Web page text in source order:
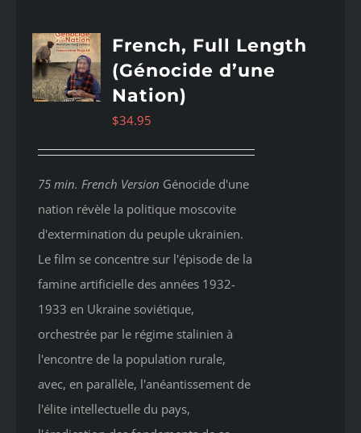
French, Full Length
(Génocide d’une
Nation)
$34.95
75 min. French Version Génocide d'une
nation révèle la politique moscovite
d'extermination du peuple ukrainien.
Le film se concentre sur l'épisode de la
famine artificielle des années 1932-
1933 en Ukraine soviétique,
orchestrée par le régime stalinien à
l'encontre de la population rurale,
avec, en parallèle, l'anéantissement de
l'élite intellectuelle du pays,